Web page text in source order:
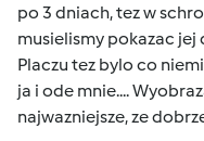
po 3 dniach, tez w
musielismy pokazac
Placzu tez bylo co
ja i ode mnie....
najwazniejsze, ze